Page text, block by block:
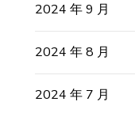
2024 年 9 月
2024 年 8 月
2024 年 7 月